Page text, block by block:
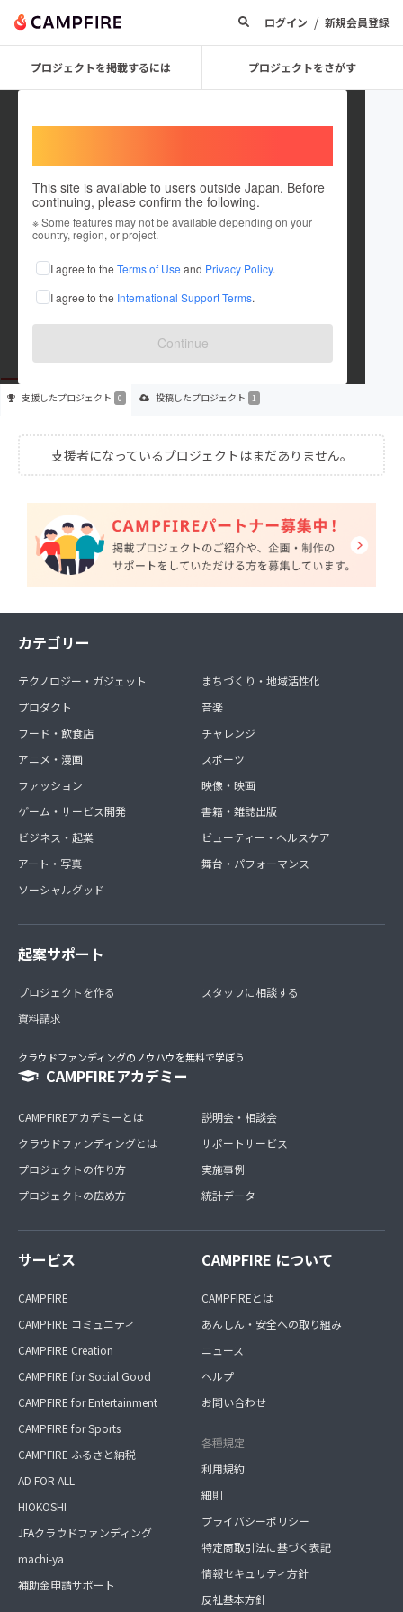
ログイン / 新規会員登録
プロジェクトを掲載するには プロジェクトをさがす
This site is available to users outside Japan. Before
continuing, please confirm the following.
※ Some features may not be available depending on your
country, region, or project.
I agree to the Terms of Use and Privacy Policy.
I agree to the International Support Terms.
Continue
wata___0331
これまでに1件のプロジェクトを投稿しています
在住国：未設定
出身国：未設定
支援したプロジェクト 0 投稿したプロジェクト 1
支援者になっているプロジェクトはまだありません。
カテゴリー
テクノロジー・ガジェット
プロダクト
フード・飲食店
アニメ・漫画
ファッション
ゲーム・サービス開発
ビジネス・起業
アート・写真
ソーシャルグッド
まちづくり・地域活性化
音楽
チャレンジ
スポーツ
映像・映画
書籍・雑誌出版
ビューティー・ヘルスケア
舞台・パフォーマンス
起案サポート
プロジェクトを作る
資料請求
スタッフに相談する
クラウドファンディングのノウハウを無料で学ぼう
CAMPFIREアカデミー
CAMPFIREアカデミーとは
クラウドファンディングとは
プロジェクトの作り方
プロジェクトの広め方
説明会・相談会
サポートサービス
実施事例
統計データ
サービス
CAMPFIRE
CAMPFIRE コミュニティ
CAMPFIRE Creation
CAMPFIRE for Social Good
CAMPFIRE for Entertainment
CAMPFIRE for Sports
CAMPFIRE ふるさと納税
AD FOR ALL
HIOKOSHI
JFAクラウドファンディング
machi-ya
補助金申請サポート
CAMPFIRE について
CAMPFIREとは
あんしん・安全への取り組み
ニュース
ヘルプ
お問い合わせ
各種規定
利用規約
細則
プライバシーポリシー
特定商取引法に基づく表記
情報セキュリティ方針
反社基本方針